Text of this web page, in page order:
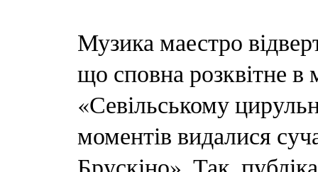
Музика маестро
що сповна розквітне
«Севільському
моментів видалися